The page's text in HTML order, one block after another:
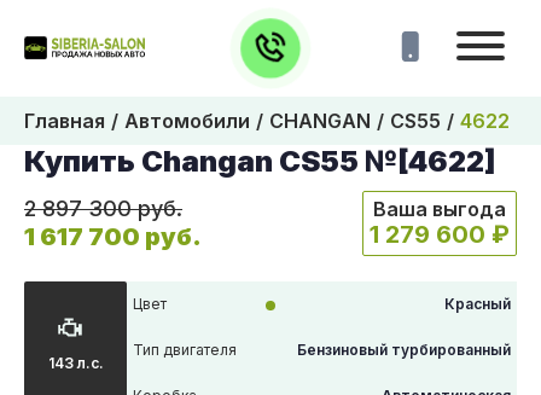
Главная Автомобили CHANGAN CS55 4622
Купить Changan CS55 №[4622]
2 897 300 руб.
1 617 700 руб.
Ваша выгода
1 279 600 ₽
143 л.с.
Цвет Красный
Тип двигателя Бензиновый турбированный